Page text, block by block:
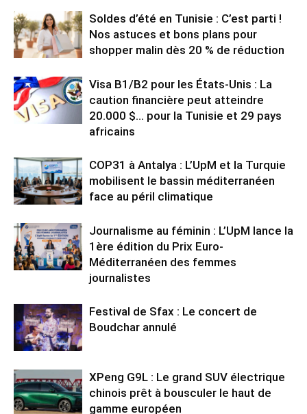
Soldes d’été en Tunisie : C’est parti !
Nos astuces et bons plans pour
shopper malin dès 20 % de réduction
Visa B1/B2 pour les États-Unis : La
caution financière peut atteindre
20.000 $… pour la Tunisie et 29 pays
africains
COP31 à Antalya : L’UpM et la Turquie
mobilisent le bassin méditerranéen
face au péril climatique
Journalisme au féminin : L’UpM lance la
1ère édition du Prix Euro-
Méditerranéen des femmes
journalistes
Festival de Sfax : Le concert de
Boudchar annulé
XPeng G9L : Le grand SUV électrique
chinois prêt à bousculer le haut de
gamme européen